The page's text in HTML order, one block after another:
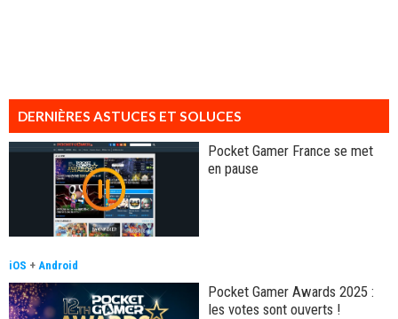
DERNIÈRES ASTUCES ET SOLUCES
Pocket Gamer France se met
en pause
iOS + Android
Pocket Gamer Awards 2025 :
les votes sont ouverts !